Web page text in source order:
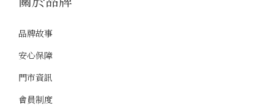
品牌故事
安心保障
門市資訊
會員制度